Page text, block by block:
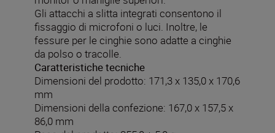
Gli attacchi a slitta integrati consentono il
fissaggio di microfoni o luci. Inoltre, le
fessure per le cinghie sono adatte a cinghie
da polso o tracolle.
Caratteristiche tecniche
Dimensioni del prodotto: 171,3 x 135,0 x 170,6
mm
Dimensioni della confezione: 167,0 x 157,5 x
86,0 mm